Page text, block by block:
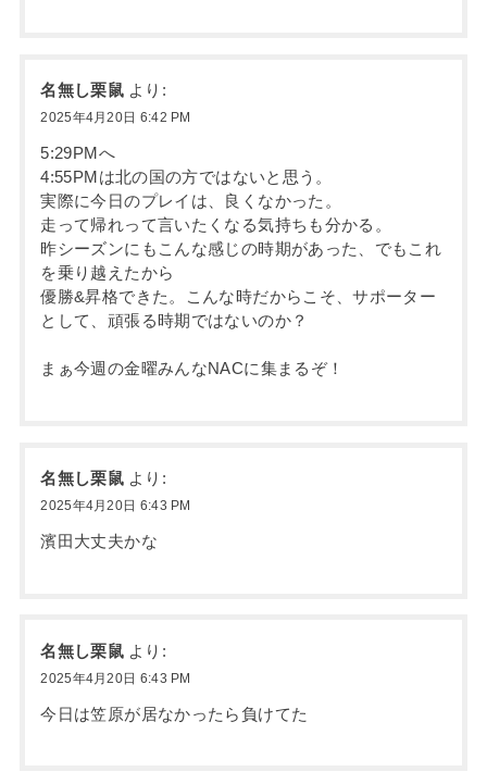
名無し栗鼠 より:
2025年4月20日 6:42 PM
5:29PMへ
4:55PMは北の国の方ではないと思う。
実際に今日のプレイは、良くなかった。
走って帰れって言いたくなる気持ちも分かる。
昨シーズンにもこんな感じの時期があった、でもこれ
を乗り越えたから
優勝&昇格できた。こんな時だからこそ、サポーター
として、頑張る時期ではないのか？
まぁ今週の金曜みんなNACに集まるぞ！
名無し栗鼠 より:
2025年4月20日 6:43 PM
濱田大丈夫かな
名無し栗鼠 より:
2025年4月20日 6:43 PM
今日は笠原が居なかったら負けてた